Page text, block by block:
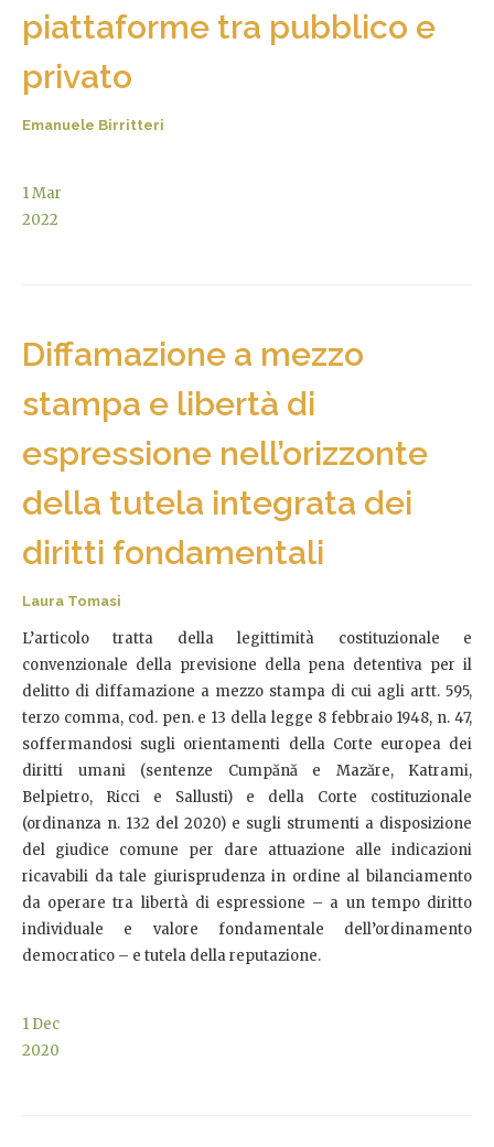
piattaforme tra pubblico e
privato
Emanuele Birritteri
1Mar
2022
Diffamazione a mezzo
stampa e libertà di
espressione nell’orizzonte
della tutela integrata dei
diritti fondamentali
Laura Tomasi
L’articolo tratta della legittimità costituzionale e
convenzionale della previsione della pena detentiva per il
delitto di diffamazione a mezzo stampa di cui agli artt. 595,
terzo comma, cod. pen. e 13 della legge 8 febbraio 1948, n. 47,
soffermandosi sugli orientamenti della Corte europea dei
diritti umani (sentenze Cumpănă e Mazăre, Katrami,
Belpietro, Ricci e Sallusti) e della Corte costituzionale
(ordinanza n. 132 del 2020) e sugli strumenti a disposizione
del giudice comune per dare attuazione alle indicazioni
ricavabili da tale giurisprudenza in ordine al bilanciamento
da operare tra libertà di espressione – a un tempo diritto
individuale e valore fondamentale dell’ordinamento
democratico – e tutela della reputazione.
1 Dec
2020